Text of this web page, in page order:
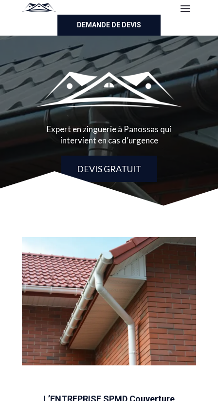
DEMANDE DE DEVIS
Expert en zinguerie à Panossas qui
intervient en cas d’urgence
DEVIS GRATUIT
L’ENTREPRISE SPMD Couverture